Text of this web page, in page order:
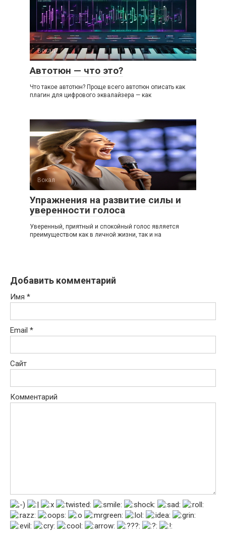
Вокал
Автотюн — что это?
Что такое автотюн? Проще всего автотюн описать как
плагин для цифрового эквалайзера — как
Вокал
Упражнения на развитие силы и
уверенности голоса
Уверенный, приятный и спокойный голос является
преимуществом как в личной жизни, так и на
Добавить комментарий
Имя *
Email *
Сайт
Комментарий